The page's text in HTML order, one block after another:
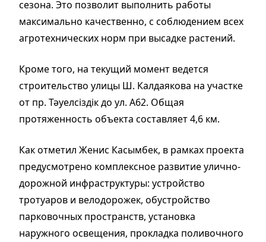
сезона. Это позволит выполнить работы
максимально качественно, с соблюдением всех
агротехнических норм при высадке растений.
Кроме того, на текущий момент ведется
строительство улицы Ш. Калдаякова на участке
от пр. Тәуелсіздік до ул. А62. Общая
протяженность объекта составляет 4,6 км.
Как отметил Женис Касымбек, в рамках проекта
предусмотрено комплексное развитие улично-
дорожной инфраструктуры: устройство
тротуаров и велодорожек, обустройство
парковочных пространств, установка
наружного освещения, прокладка поливочного